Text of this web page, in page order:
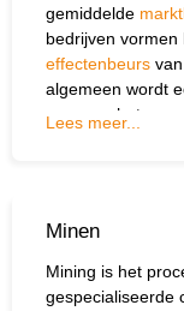
gemiddelde
bedrijven
effectenbeurs van
algemeen wordt
wanneer het een
Lees meer...
Minen
Mining is het
gespecialiseerde